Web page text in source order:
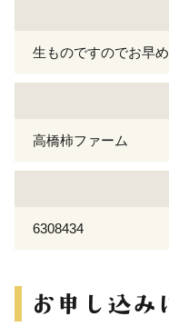
生ものですのでお早
高橋柿ファーム
6308434